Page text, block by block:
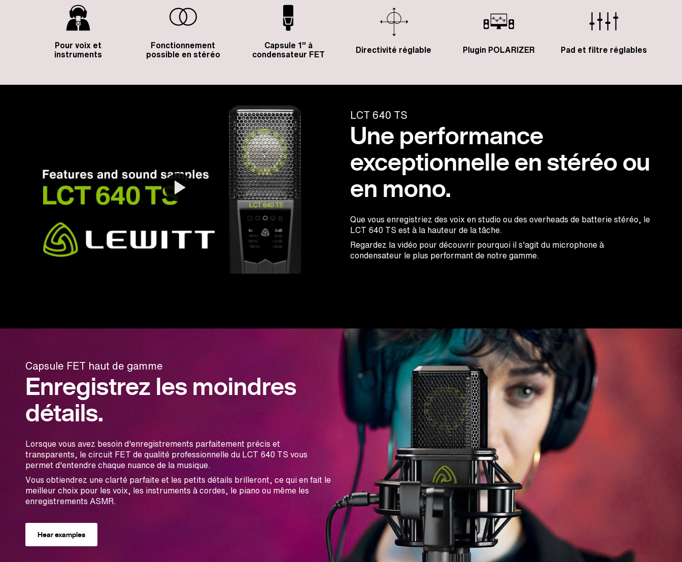
Pour voix et
instruments
Fonctionnement
possible en stéréo
Capsule 1" à
condensateur FET Directivité réglable Plugin POLARIZER Pad et filtre réglables
LCT 640 TS
Une performance
exceptionnelle en stéréo ou
en mono.
Que vous enregistriez des voix en studio ou des overheads de batterie stéréo, le
LCT 640 TS est à la hauteur de la tâche.
Regardez la vidéo pour découvrir pourquoi il s'agit du microphone à
condensateur le plus performant de notre gamme.
Capsule FET haut de gamme
Enregistrez les moindres
détails.
Lorsque vous avez besoin d'enregistrements parfaitement précis et
transparents, le circuit FET de qualité professionnelle du LCT 640 TS vous
permet d'entendre chaque nuance de la musique.
Vous obtiendrez une clarté parfaite et les petits détails brilleront, ce qui en fait le
meilleur choix pour les voix, les instruments à cordes, le piano ou même les
enregistrements ASMR.
Hear examples